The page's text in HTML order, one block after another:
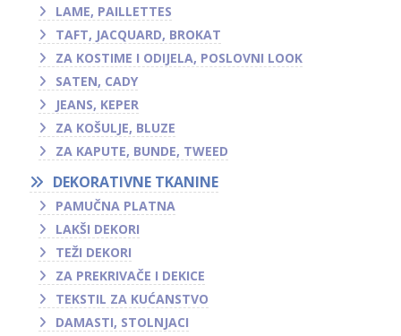
LAME, PAILLETTES
TAFT, JACQUARD, BROKAT
ZA KOSTIME I ODIJELA, POSLOVNI LOOK
SATEN, CADY
JEANS, KEPER
ZA KOŠULJE, BLUZE
ZA KAPUTE, BUNDE, TWEED
DEKORATIVNE TKANINE
PAMUČNA PLATNA
LAKŠI DEKORI
TEŽI DEKORI
ZA PREKRIVAČE I DEKICE
TEKSTIL ZA KUĆANSTVO
DAMASTI, STOLNJACI